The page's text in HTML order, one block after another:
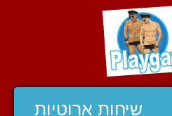
שיחות ארוטיות